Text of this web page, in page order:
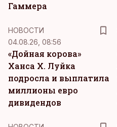
Гаммера
НОВОСТИ
04.08.26, 08:56
«Дойная корова»
Ханса Х. Луйка
подросла и выплатила
миллионы евро
дивидендов